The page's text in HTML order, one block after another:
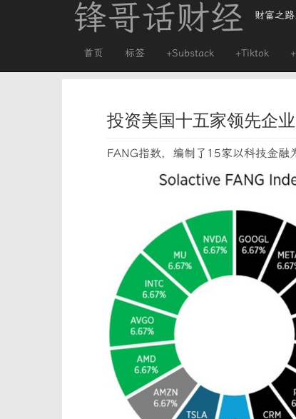
锋哥话财经 财富之
首页 标签 +Substack +Tiktok
投资美国十五家领先企
FANG指数，编制了15家以科技金融